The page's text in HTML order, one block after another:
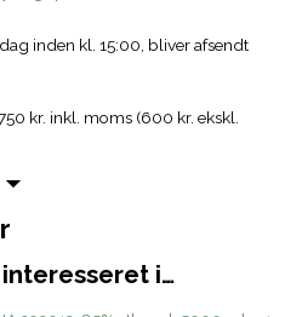
inden kl. 15:00, bliver afsendt
kr. inkl. moms (600 kr. ekskl.
i…